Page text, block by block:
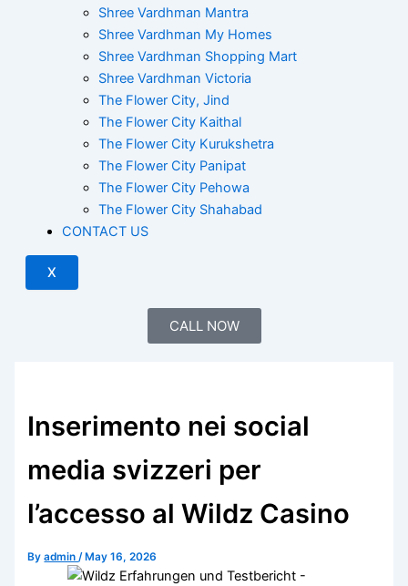
Shree Vardhman Mantra
Shree Vardhman My Homes
Shree Vardhman Shopping Mart
Shree Vardhman Victoria
The Flower City, Jind
The Flower City Kaithal
The Flower City Kurukshetra
The Flower City Panipat
The Flower City Pehowa
The Flower City Shahabad
CONTACT US
X
CALL NOW
Inserimento nei social
media svizzeri per
l’accesso al Wildz Casino
Byadmin /May 16, 2026